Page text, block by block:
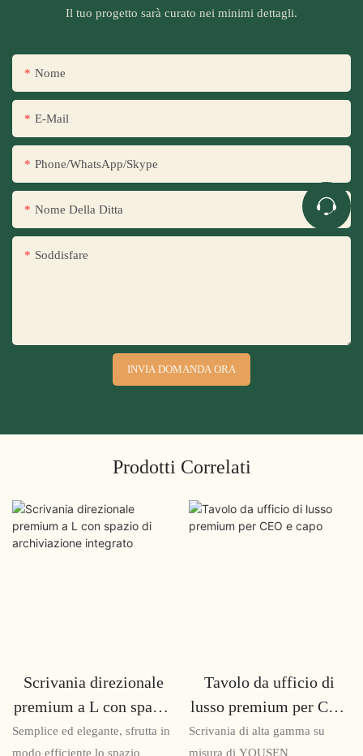
Il tuo progetto sarà curato nei minimi dettagli.
Nome
E-Mail
Phone/WhatsApp/Skype
Nome Della Ditta
Soddisfare
INVIA DOMANDA ORA
Prodotti Correlati
Scrivania direzionale
premium a L con spazio
di archiviazione
Semplice ed elegante, sfrutta in
Tavolo da ufficio di
lusso premium per CEO
e capo
Scrivania di alta gamma su